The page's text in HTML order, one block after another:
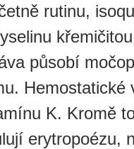
rutinu,
působí
Hemostatické
K. Kromě
erytropoézu,